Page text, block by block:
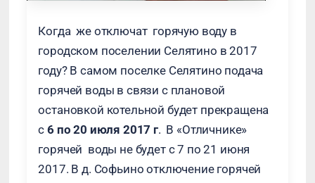
Когда же отключат горячую воду в
городском поселении Селятино в 2017
году? В самом поселке Селятино подача
горячей воды в связи с плановой
остановкой котельной будет прекращена
с6 по 20 июля 2017 г. В «Отличнике»
горячей воды не будет с 7 по 21 июня
2017. В д. Софьино отключение горячей